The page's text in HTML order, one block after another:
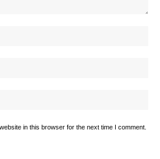
in this browser for the next time I comment.